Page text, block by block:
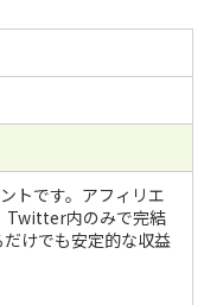
トです。アフィリエ
Twitter内のみで完結
けでも安定的な収益